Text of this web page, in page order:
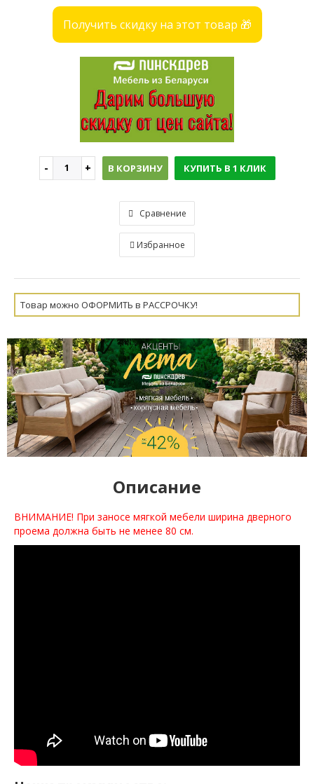
Получить скидку на этот товар 🎁
В КОРЗИНУ КУПИТЬ В 1 КЛИК
Сравнение
Избранное
Товар можно ОФОРМИТЬ в РАССРОЧКУ!
Описание
ВНИМАНИЕ! При заносе мягкой мебели ширина дверного
проема должна быть не менее 80 см.